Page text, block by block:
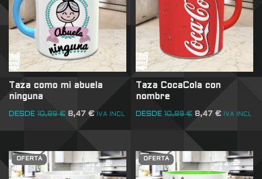
Taza como mi abuela
ninguna
DESDE 10,89€ 8,47 € IVA INCL
Taza CocaCola con
nombre
DESDE 10,89€ 8,47€ IVA INCL
OFERTA OFERTA